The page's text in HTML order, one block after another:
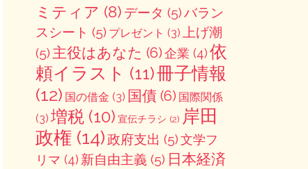
ミティア (8) データ (5)バラン
スシート (5) プレゼント (3) 上げ潮
(5) 主役はあなた (6)企業 (4)依
頼イラスト (11)冊子情報
(12) 国の借金 (3) 国債(6) 国際関係
(3) 増税(10) 宣伝チラシ (2) 岸田
政権 (14)政府支出 (5)文学フ
リマ (4) 新自由主義 (5) 日本経済